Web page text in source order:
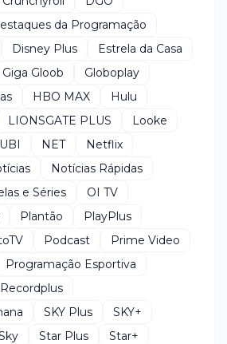
da Programação
Disney Plus
Estrela da Casa
Giga Gloob
Globoplay
HBO MAX
Hulu
LIONSGATE PLUS
Looke
NET
Netflix
Notícias Rápidas
e Séries
OI TV
Plantão
PlayPlus
Podcast
Prime Video
Programação Esportiva
Recordplus
SKY Plus
SKY+
Star Plus
Star+